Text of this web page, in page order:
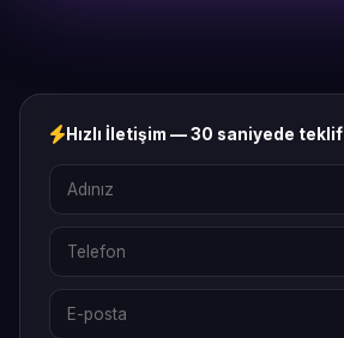
Hızlı İletişim — 30 saniyede teklif